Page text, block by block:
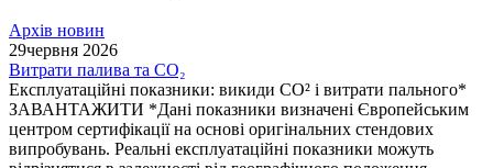
Архів новин
29червня 2026
Витрати палива та CO₂
Експлуатаційні показники: викиди СО² і витрати пального*
ЗАВАНТАЖИТИ *Дані показники визначені Європейським
центром сертифікації на основі оригінальних стендових
випробувань. Реальні експлуатаційні показники можуть